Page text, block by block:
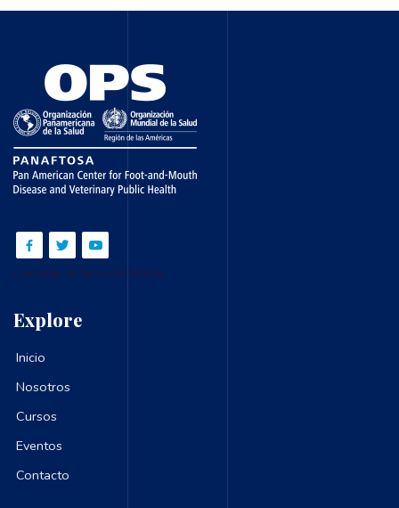
Cambiar al tema estándar
Explore
Inicio
Nosotros
Cursos
Eventos
Contacto